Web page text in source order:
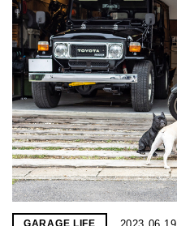
GARAGE LIFE 2023.06.19